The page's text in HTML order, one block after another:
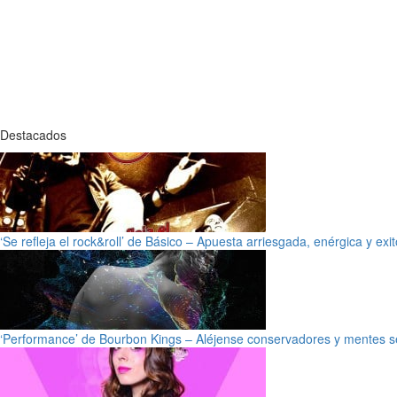
Destacados
‘Se refleja el rock&roll’ de Básico – Apuesta arriesgada, enérgica y
‘Performance’ de Bourbon Kings – Aléjense conservadores y mentes